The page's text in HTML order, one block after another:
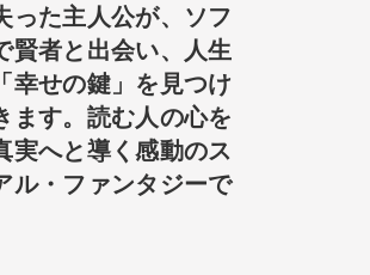
った主人公が、ソフ
賢者と出会い、人生
幸せの鍵」を見つけ
ます。読む人の心を
実へと導く感動のス
ル・ファンタジーで